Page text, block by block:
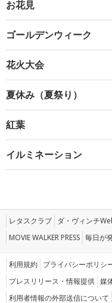
お花見
ゴールデンウィーク
花火大会
夏休み（夏祭り）
紅葉
イルミネーション
レタスクラブ ダ・ヴィンチ
MOVIE WALKER PRESS 毎日が
利用規約 プライバシーポリシ
プレスリリース・情報提供 媒
利用者情報の外部送信について